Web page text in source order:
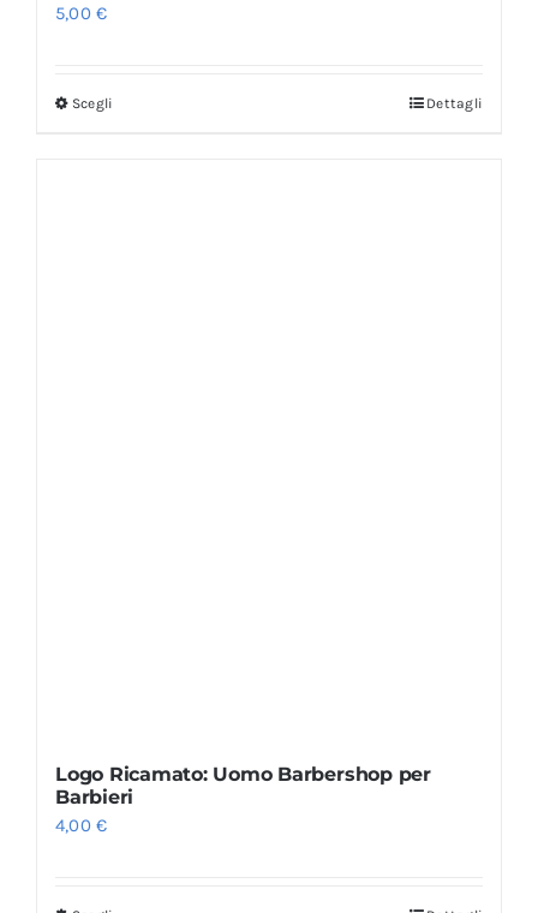
5,00€
Scegli Dettagli
Logo Ricamato: Uomo Barbershop per
Barbieri
4,00€